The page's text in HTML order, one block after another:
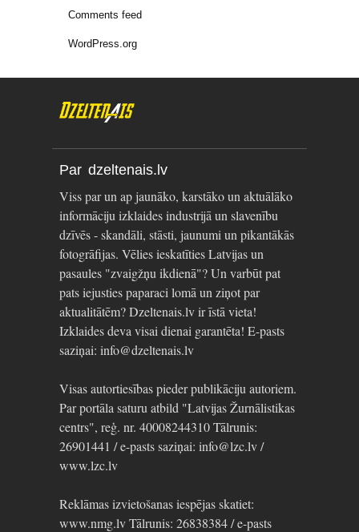
Comments feed
WordPress.org
Par dzeltenais.lv
Viss par un ap jaunāko, karstāko un aktuālāko
informāciju izklaides industrijā un slavenību
dzīvēs - skandāli, stāsti, jaunumi un pikantākās
fotogrāfijas. Vēlies ieskatīties Latvijas un
pasaules "zvaigžņu ikdienā"? Un varbūt pat
pats iejusties paparaci lomā un ziņot par
aktualitātēm? Dzeltenais.lv ir īstā vieta!
Izklaides deva visai dienai garantēta! E-pasts
saziņai: info@dzeltenais.lv
Visas autortiesības pieder publikāciju autoriem.
Par portāla saturu atbild "Latvijas Žurnālistikas
centrs", reģ. nr. 40008244310 Tālrunis:
26901441 / e-pasts saziņai: info@lzc.lv /
www.lzc.lv
Reklāmas izvietošanas iespējas skatiet:
www.nmg.lv Tālrunis: 26838384 / e-pasts